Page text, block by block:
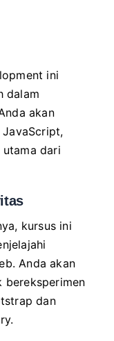
ini
dalam
akan
JavaScript,
dari
kursus ini
Anda akan
bereksperimen
dan